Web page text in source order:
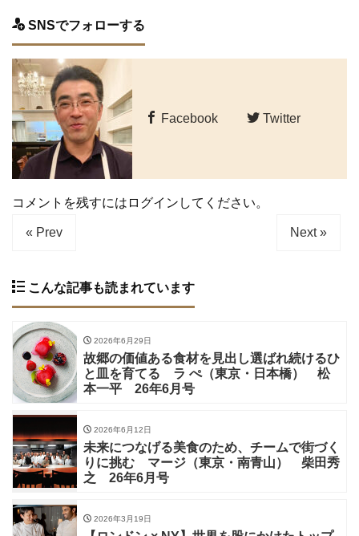
SNSでフォローする
Facebook Twitter
コメントを残すにはログインしてください。
« Prev Next »
こんな記事も読まれています
2026年6月29日
故郷の価値ある食材を見出し選ばれ続けるひ
と皿を育てる ラ ぺ（東京・日本橋） 松
本一平 26年6月号
2026年6月12日
未来につなげる美食のため、チームで街づく
りに挑む マージ（東京・南青山） 柴田秀
之 26年6月号
2026年3月19日